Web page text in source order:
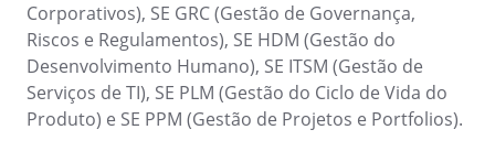
Corporativos), SE GRC (Gestão de Governança,
Riscos e Regulamentos), SE HDM (Gestão do
Desenvolvimento Humano), SE ITSM (Gestão de
Serviços de TI), SE PLM (Gestão do Ciclo de Vida do
Produto) e SE PPM (Gestão de Projetos e Portfolios).